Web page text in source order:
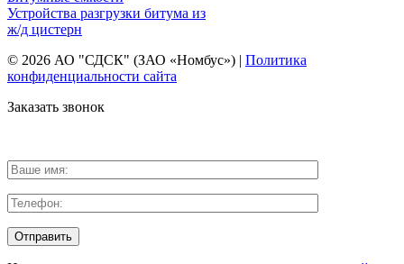
Устройства разгрузки битума из
ж/д цистерн
© 2026 АО "СДСК" (ЗАО «Номбус») | Политика
конфиденциальности сайта
Заказать звонок